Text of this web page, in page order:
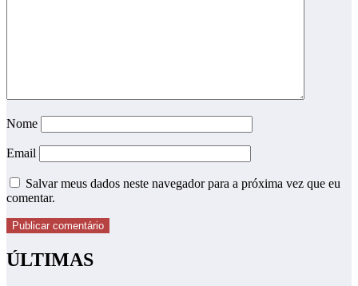
Nome
Email
Salvar meus dados neste navegador para a próxima vez que eu
comentar.
ÚLTIMAS